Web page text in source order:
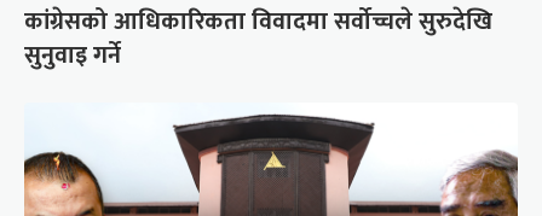
कांग्रेसको आधिकारिकता विवादमा सर्वोच्चले सुरुदेखि
सुनुवाइ गर्ने